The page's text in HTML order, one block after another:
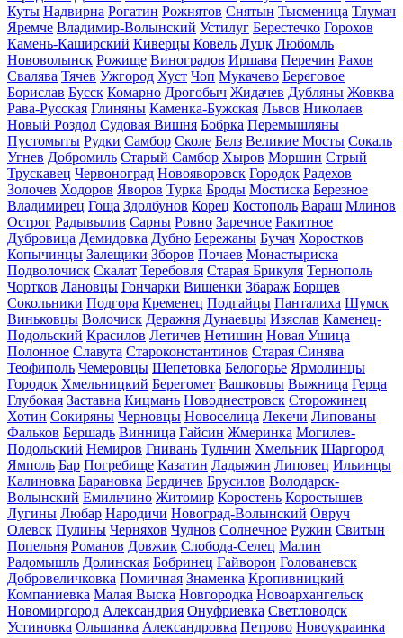
Куты Надвирна Рогатин Рожнятов Снятын Тысменица Тлумач
Яремче Владимир-Волынский Устилуг Берестечко Горохов
Камень-Каширский Киверцы Ковель Луцк Любомль
Нововолынск Рожище Виноградов Иршава Перечин Рахов
Свалява Тячев Ужгород Хуст Чоп Мукачево Береговое
Борислав Бусск Комарно Дрогобыч Жидачев Дубляны Жовква
Рава-Русская Глиняны Каменка-Бужская Львов Николаев
Новый Роздол Судовая Вишня Бобрка Перемышляны
Пустомыты Рудки Самбор Сколе Белз Великие Мосты Сокаль
Угнев Добромиль Старый Самбор Хыров Моршин Стрый
Трускавец Червоноград Новояворовск Городок Радехов
Золочев Ходоров Яворов Турка Броды Мостиска Березное
Владимирец Гоща Здолбунов Корец Костополь Вараш Млинов
Острог Радывылив Сарны Ровно Заречное Ракитное
Дубровица Демидовка Дубно Бережаны Бучач Хоростков
Копычинцы Залещики Зборов Почаев Монастыриска
Подволочиск Скалат Теребовля Старая Брикуля Тернополь
Чортков Лановцы Гончарки Вишенки Збараж Борщев
Сокольники Подгора Кременец Подгайцы Панталиха Шумск
Виньковцы Волочиск Деражня Дунаевцы Изяслав Каменец-
Подольский Красилов Летичев Нетишин Новая Ушица
Полонное Славута Староконстантинов Старая Синява
Теофиполь Чемеровцы Шепетовка Белогорье Ярмолинцы
Городок Хмельницкий Берегомет Вашковцы Выжница Герца
Глубокая Заставна Кицмань Новоднестровск Сторожинец
Хотин Сокиряны Черновцы Новоселица Лекечи Липованы
Фальков Бершадь Винница Гайсин Жмеринка Могилев-
Подольский Немиров Гнивань Тульчин Хмельник Шаргород
Ямполь Бар Погребище Казатин Ладыжин Липовец Ильинцы
Калиновка Барановка Бердичев Брусилов Володарск-
Волынский Емильчино Житомир Коростень Коростышев
Лугины Любар Народичи Новоград-Волынский Овруч
Олевск Пулины Черняхов Чуднов Солнечное Ружин Свитын
Попельня Романов Довжик Слобода-Селец Малин
Радомышль Долинская Бобринец Гайворон Голованевск
Добровеличковка Помичная Знаменка Кропивницкий
Компаниевка Малая Выска Новгородка Новоархангельск
Новомиргород Александрия Онуфриевка Светловодск
Устиновка Ольшанка Александровка Петрово Новоукраинка